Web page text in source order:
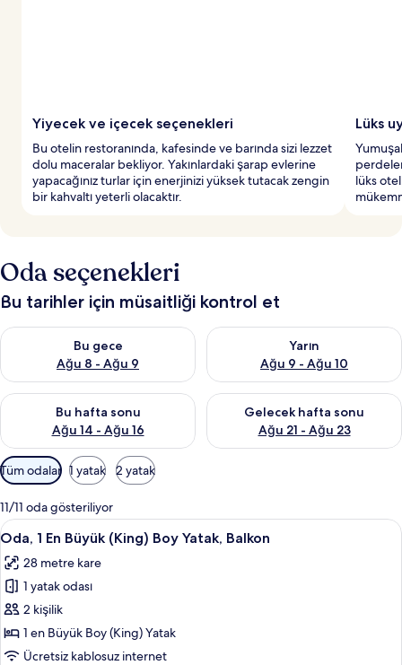
Yiyecek ve içecek seçenekleri
Bu otelin restoranında, kafesinde ve barında sizi lezzet
dolu maceralar bekliyor. Yakınlardaki şarap evlerine
yapacağınız turlar için enerjinizi yüksek tutacak zengin
bir kahvaltı yeterli olacaktır.
Lüks
lüks
Oda seçenekleri
Bu tarihler için müsaitliği kontrol et
Bu gece
Ağu 8 - Ağu 9
Bu gece için müsaitliği kontrol et Ağu 8 - Ağu 9
Yarın
Ağu 9 - Ağu 10
Yarın için müsaitliği kontrol
Bu hafta sonu
Ağu 14 - Ağu 16
Bu hafta sonu için müsaitliği kontrol et Ağu 14 - Ağu 16
Gelecek hafta sonu
Ağu 21 - Ağu 23
Önümüzdeki hafta sonu için
Odalar
için
mevcut
filtreler
Tüm odalar 1 yatak 2 yatak
11/11 oda gösteriliyor
Oda,
1
En
Büyük
(King)
Boy
Yatak,
Oda, 1 En Büyük (King) Boy Yatak,
5
Oda, 1 En Büyük (King) Boy Yatak, Balkon
28 metre kare
1 yatak odası
2 kişilik
1 en Büyük Boy (King) Yatak
Ücretsiz kablosuz internet